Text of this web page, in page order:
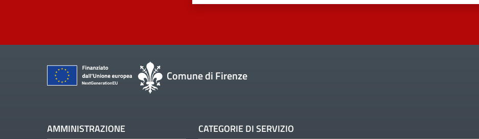
Comune di Firenze
AMMINISTRAZIONE CATEGORIE DI SERVIZIO